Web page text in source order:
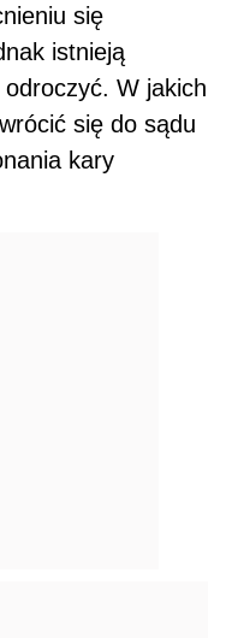
się
istnieją
W jakich
się do sądu
kary